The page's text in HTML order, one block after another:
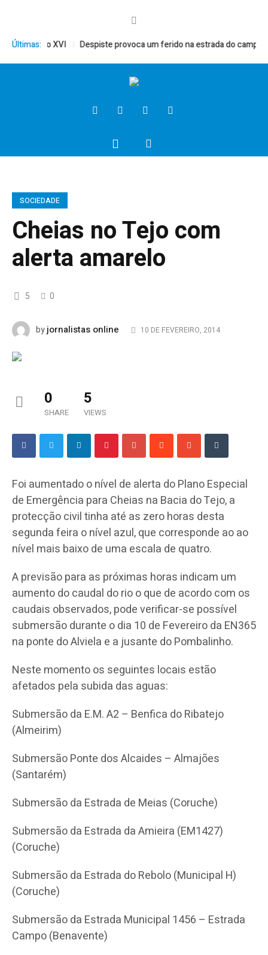
Últimas:
Bento XVI Despiste provoca um ferido na estrada do campo
SOCIEDADE
Cheias no Tejo com
alerta amarelo
5 0
byjornalistas online 10 DE FEVEREIRO, 2014
0
SHARE
5
VIEWS
Foi aumentado o nível de alerta do Plano Especial
de Emergência para Cheias na Bacia do Tejo, a
protecção civil tinha até as zero horas desta
segunda feira o nível azul, que corresponde ao ao
nível mais baixo de uma escala de quatro.
A previsão para as próximas horas indicam um
aumento do caudal do rio o que de acordo com os
caudais observados, pode verificar-se possível
submersão durante o dia 10 de Fevereiro da EN365
na ponte do Alviela e a jusante do Pombalinho.
Neste momento os seguintes locais estão
afetados pela subida das aguas:
Submersão da E.M. A2 – Benfica do Ribatejo
(Almeirim)
Submersão Ponte dos Alcaides – Almajões
(Santarém)
Submersão da Estrada de Meias (Coruche)
Submersão da Estrada da Amieira (EM1427)
(Coruche)
Submersão da Estrada do Rebolo (Municipal H)
(Coruche)
Submersão da Estrada Municipal 1456 – Estrada
Campo (Benavente)